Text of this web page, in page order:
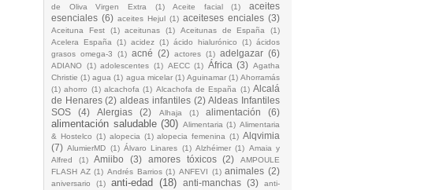
de Oliva Virgen Extra
(1) Aceite facial (1)
aceites
esenciales (6) aceites Hejul (1) aceiteses enciales (3)
Aceituna Fest (1) aceitunas (1) Aceitunas de España
(1)
Acelera España (1) acidez (1) ácido hialurónico (1) ácidos
grasos omega-3
(1) acné (2) actores (1) adelgazar (6)
ADIANO (1) adolescentes (1) AECC (1) África (3) Agatha
Christie (1) agua (1) agua micelar (1) Aguinamar (1) Ahorramás
(1) ahorro (1) alcachofa (1) Alcachofa de España (1) Alcalá
de Henares (2) aldeas infantiles (2) Aldeas Infantiles
SOS
(4) Alergias (2) Alhaja (1) alimentación (6)
alimentación saludable (30) Alimentaria (1) Alimentaria
& Hostelco (1) alopecia (1) alopecia femenina (1) Alqvimia
(7) AlumierMD (1) Álvaro Linares (1) Alzhéimer (1) Amaia y
Alfred
(1) Amiibo (3) amores tóxicos (2)
AMPOULE
FLASH AZ (1) Andrés Barrios (1) ANFEVI (1) animales (2)
aniversario (1) anti-edad (18) anti-manchas (3)
anti-